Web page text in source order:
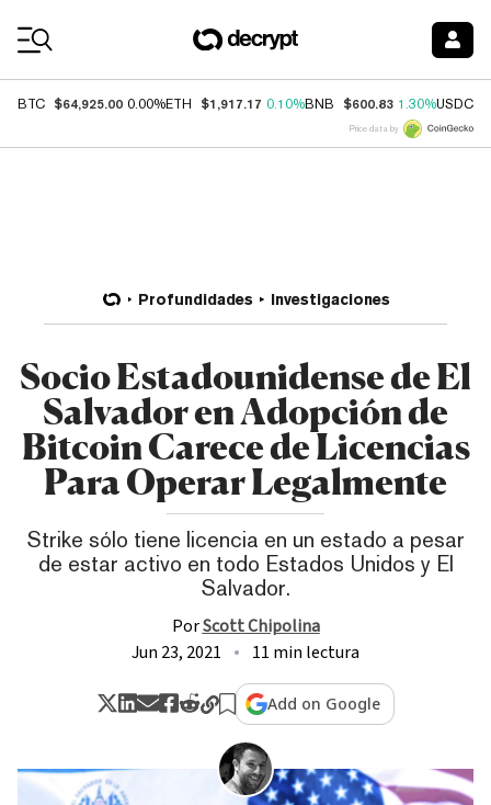
BTC $64,925.00 0.00%ETH $1,917.17 0.10%BNB $600.83 1.30%USDC
Price data by
Profundidades Investigaciones
Socio Estadounidense de El
Salvador en Adopción de
Bitcoin Carece de Licencias
Para Operar Legalmente
Strike sólo tiene licencia en un estado a pesar
de estar activo en todo Estados Unidos y El
Salvador.
PorScott Chipolina
Jun 23, 2021
11 min lectura
Add on Google